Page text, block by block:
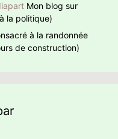
Mon blog sur
la politique)
à la randonnée
de construction)